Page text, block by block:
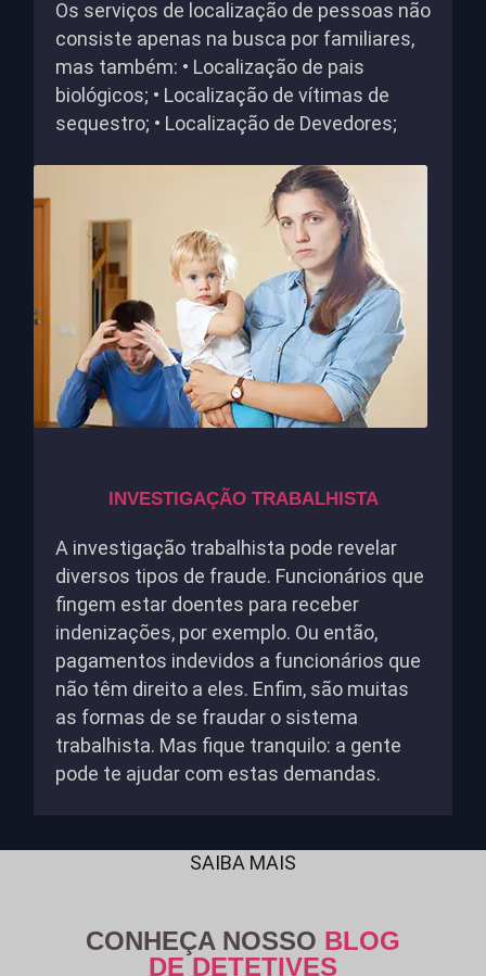
Os serviços de localização de pessoas não
consiste apenas na busca por familiares,
mas também: • Localização de pais
biológicos; • Localização de vítimas de
sequestro; • Localização de Devedores;
INVESTIGAÇÃO TRABALHISTA
A investigação trabalhista pode revelar
diversos tipos de fraude. Funcionários que
fingem estar doentes para receber
indenizações, por exemplo. Ou então,
pagamentos indevidos a funcionários que
não têm direito a eles. Enfim, são muitas
as formas de se fraudar o sistema
trabalhista. Mas fique tranquilo: a gente
pode te ajudar com estas demandas.
SAIBA MAIS
CONHEÇA NOSSO BLOG
DE DETETIVES